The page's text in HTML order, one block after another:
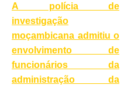
A polícia de
investigação
moçambicana admitiu o
envolvimento de
funcionários da
administração da